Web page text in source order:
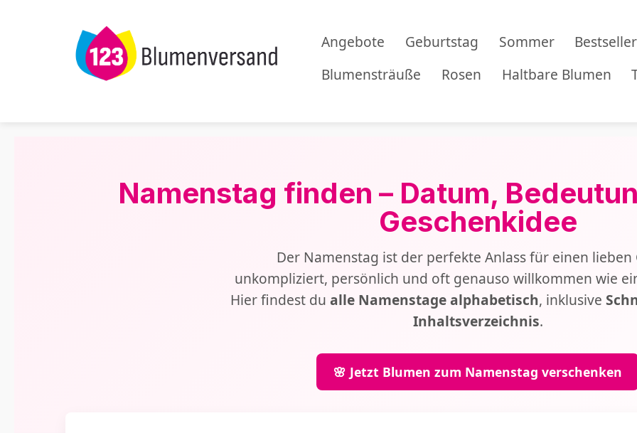
Angebote Geburtstag Sommer
Bestseller
Blumensträuße
Rosen Haltbare Blumen
Namenstag finden – Datum,
Geschenkidee
Der Namenstag ist der perfekte Anlass für einen lieben
unkompliziert, persönlich und oft genauso willkommen wie
Hier findest du alle Namenstage alphabetisch, inklusive
Inhaltsverzeichnis.
🌸 Jetzt Blumen zum Namenstag verschenken